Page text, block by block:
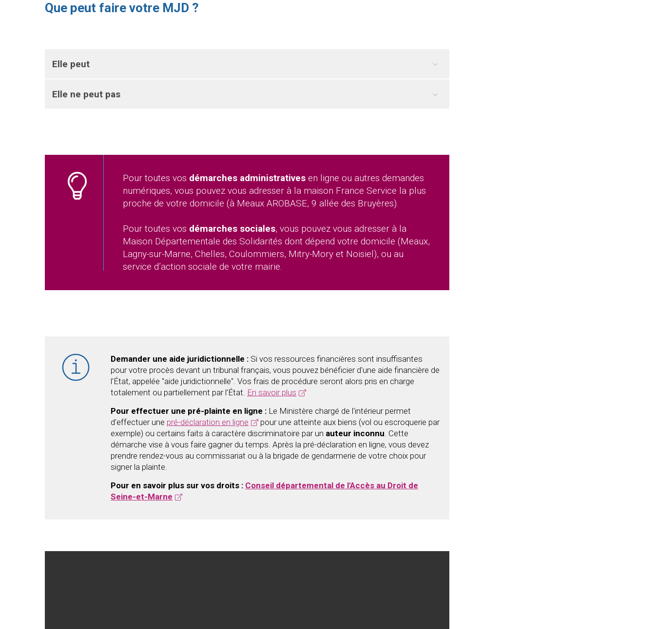
Que peut faire votre MJD ?
Elle peut
Elle ne peut pas
Pour toutes vos démarches administratives en ligne ou autres demandes
numériques, vous pouvez vous adresser à la maison France Service la plus
proche de votre domicile (à Meaux AROBASE, 9 allée des Bruyères).
Pour toutes vos démarches sociales, vous pouvez vous adresser à la
Maison Départementale des Solidarités dont dépend votre domicile (Meaux,
Lagny-sur-Marne, Chelles, Coulommiers, Mitry-Mory et Noisiel), ou au
service d’action sociale de votre mairie.
Demander une aide juridictionnelle : Si vos ressources financières sont insuffisantes
pour votre procès devant un tribunal français, vous pouvez bénéficier d'une aide financière de
l'État, appelée "aide juridictionnelle". Vos frais de procédure seront alors pris en charge
totalement ou partiellement par l’État. En savoir plus
Pour effectuer une pré-plainte en ligne : Le Ministère chargé de l'intérieur permet
d'effectuer une pré-déclaration en ligne
pour une atteinte aux biens (vol ou escroquerie par
exemple) ou certains faits à caractère discriminatoire par un auteur inconnu. Cette
démarche vise à vous faire gagner du temps. Après la pré-déclaration en ligne, vous devez
prendre rendez-vous au commissariat ou à la brigade de gendarmerie de votre choix pour
signer la plainte.
Pour en savoir plus sur vos droits : Conseil départemental de l'Accès au Droit de
Seine-et-Marne